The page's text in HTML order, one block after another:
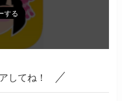
してね！